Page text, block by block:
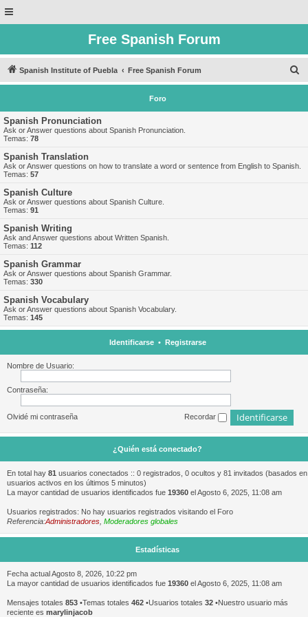
Free Spanish Forum
Spanish Institute of Puebla Free Spanish Forum
u
Foro
Spanish Pronunciation
Ask or Answer questions about Spanish Pronunciation.
Temas: 78
Spanish Translation
Ask or Answer questions on how to translate a word or sentence from English to Spanish.
Temas: 57
Spanish Culture
Ask or Answer questions about Spanish Culture.
Temas: 91
Spanish Writing
Ask and Answer questions about Written Spanish.
Temas: 112
Spanish Grammar
Ask or Answer questions about Spanish Grammar.
Temas: 330
Spanish Vocabulary
Ask or Answer questions about Spanish Vocabulary.
Temas: 145
Identificarse• Registrarse
Nombre de Usuario:
Contraseña:
Olvidé mi contraseña Recordar
¿Quién está conectado?
En total hay 81 usuarios conectados :: 0 registrados, 0 ocultos y 81 invitados (basados en
usuarios activos en los últimos 5 minutos)
La mayor cantidad de usuarios identificados fue 19360 el Agosto 6, 2025, 11:08 am
Usuarios registrados: No hay usuarios registrados visitando el Foro
Referencia:Administradores Moderadores globales
Estadísticas
Fecha actual Agosto 8, 2026, 10:22 pm
La mayor cantidad de usuarios identificados fue 19360 el Agosto 6, 2025, 11:08 am
Mensajes totales 853 •Temas totales 462 •Usuarios totales 32 •Nuestro usuario más
reciente es marylinjacob